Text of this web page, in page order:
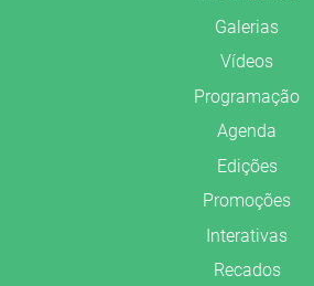
Galerias
Vídeos
Programação
Agenda
Edições
Promoções
Interativas
Recados